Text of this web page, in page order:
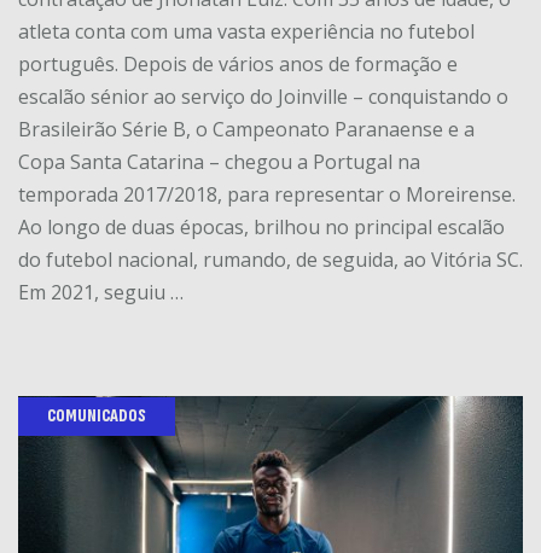
atleta conta com uma vasta experiência no futebol
português. Depois de vários anos de formação e
escalão sénior ao serviço do Joinville – conquistando o
Brasileirão Série B, o Campeonato Paranaense e a
Copa Santa Catarina – chegou a Portugal na
temporada 2017/2018, para representar o Moreirense.
Ao longo de duas épocas, brilhou no principal escalão
do futebol nacional, rumando, de seguida, ao Vitória SC.
Em 2021, seguiu …
COMUNICADOS